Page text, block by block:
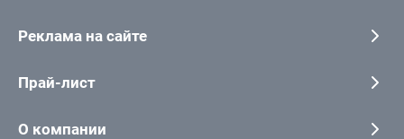
Реклама на сайте
Прай-лист
О компании